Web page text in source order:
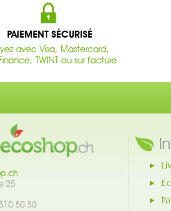
PAIEMENT SÉCURISÉ
avec Visa, Mastercard,
TWINT ou sur facture
25
50 50